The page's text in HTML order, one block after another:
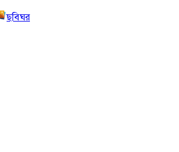
ছবিঘর